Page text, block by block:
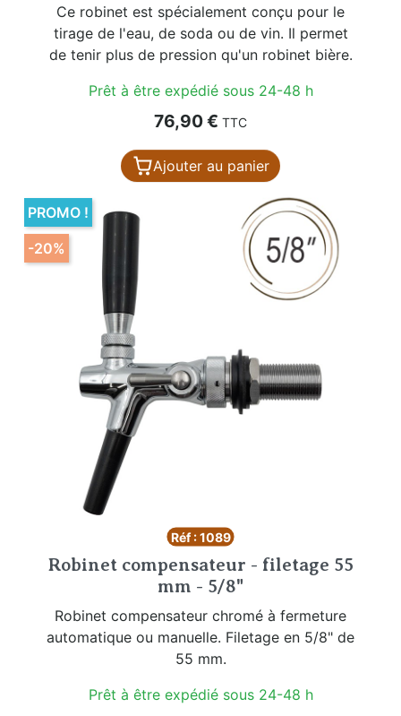
Ce robinet est spécialement conçu pour le
tirage de l'eau, de soda ou de vin. Il permet
de tenir plus de pression qu'un robinet bière.
Prêt à être expédié sous 24-48 h
Prix
76,90 € TTC
Ajouter au panier
Réf : 1089
Robinet compensateur - filetage 55
mm - 5/8"
Robinet compensateur chromé à fermeture
automatique ou manuelle. Filetage en 5/8" de
55 mm.
Prêt à être expédié sous 24-48 h
PROMO !
-20%